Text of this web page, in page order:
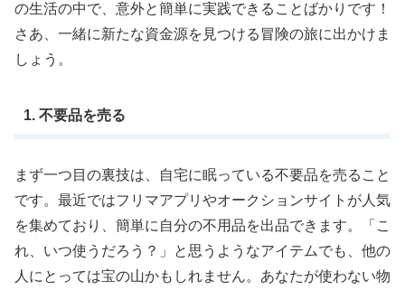
の生活の中で、意外と簡単に実践できることばかりです！
さあ、一緒に新たな資金源を見つける冒険の旅に出かけま
しょう。
1. 不要品を売る
まず一つ目の裏技は、自宅に眠っている不要品を売ること
です。最近ではフリマアプリやオークションサイトが人気
を集めており、簡単に自分の不用品を出品できます。「こ
れ、いつ使うだろう？」と思うようなアイテムでも、他の
人にとっては宝の山かもしれません。あなたが使わない物